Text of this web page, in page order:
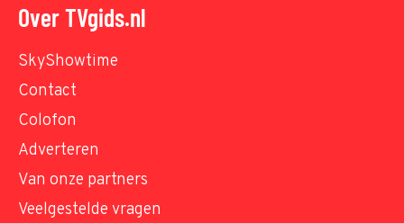
Over TVgids.nl
SkyShowtime
Contact
Colofon
Adverteren
Van onze partners
Veelgestelde vragen